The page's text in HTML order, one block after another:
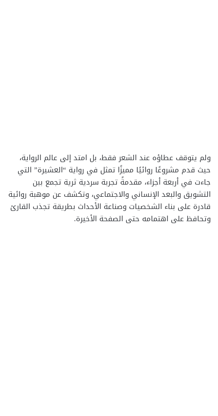
ولم يتوقف عطاؤه عند الشعر فقط، بل امتد إلى عالم الرواية،
حيث قدم مشروعًا روائيًا مميزًا تمثل في رواية “العشيرة” التي
جاءت في أربعة أجزاء، مقدمةً تجربة سردية ثرية تجمع بين
التشويق والبعد الإنساني والاجتماعي، وتكشف عن موهبة روائية
قادرة على بناء الشخصيات وصناعة الأحداث بطريقة تجذب القارئ
وتحافظ على اهتمامه حتى الصفحة الأخيرة.